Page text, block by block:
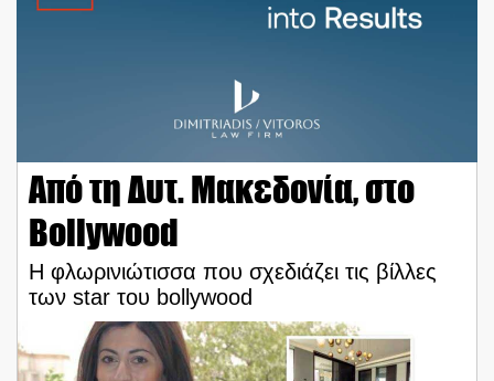
Από τη Δυτ. Μακεδονία, στο
Bollywood
Η φλωρινιώτισσα που σχεδιάζει τις βίλλες
των star του bollywood